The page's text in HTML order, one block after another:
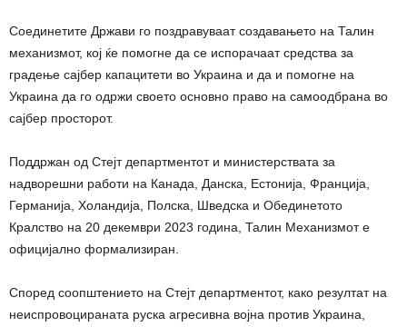
Соединетите Држави го поздравуваат создавањето на Талин
механизмот, кој ќе помогне да се испорачаат средства за
градење сајбер капацитети во Украина и да и помогне на
Украина да го одржи своето основно право на самоодбрана во
сајбер просторот.
Поддржан од Стејт департментот и министерствата за
надворешни работи на Канада, Данска, Естонија, Франција,
Германија, Холандија, Полска, Шведска и Обединетото
Кралство на 20 декември 2023 година, Талин Механизмот е
официјално формализиран.
Според соопштението на Стејт департментот, како резултат на
неиспровоцираната руска агресивна војна против Украина,